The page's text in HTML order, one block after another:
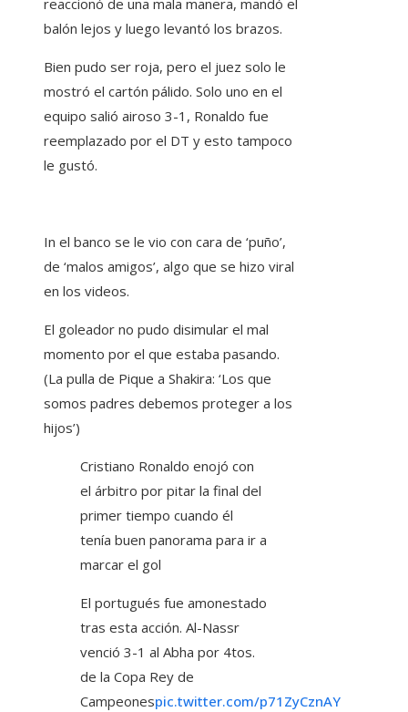
balón lejos y luego levantó los brazos.
Bien pudo ser roja, pero el juez solo le
mostró el cartón pálido. Solo uno en el
equipo salió airoso 3-1, Ronaldo fue
reemplazado por el DT y esto tampoco
le gustó.
In el banco se le vio con cara de ‘puño’,
de ‘malos amigos’, algo que se hizo viral
en los videos.
El goleador no pudo disimular el mal
momento por el que estaba pasando.
(La pulla de Pique a Shakira: ‘Los que
somos padres debemos proteger a los
hijos’)
Cristiano Ronaldo enojó con
el árbitro por pitar la final del
primer tiempo cuando él
tenía buen panorama para ir a
marcar el gol
El portugués fue amonestado
tras esta acción. Al-Nassr
venció 3-1 al Abha por 4tos.
de la Copa Rey de
Campeonespic.twitter.com/p71ZyCznAY